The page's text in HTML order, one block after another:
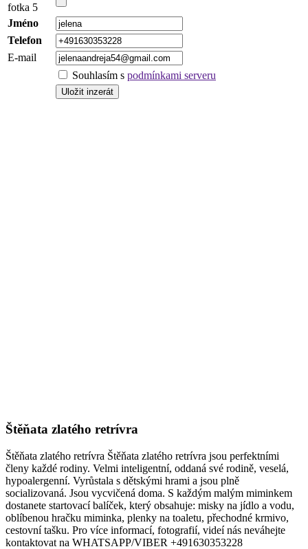
fotka 5
Jméno
Telefon
E-mail
Souhlasím s podmínkami serveru
Štěňata zlatého retrívra
Štěňata zlatého retrívra Štěňata zlatého retrívra jsou perfektními
členy každé rodiny. Velmi inteligentní, oddaná své rodině, veselá,
hypoalergenní. Vyrůstala s dětskými hrami a jsou plně
socializovaná. Jsou vycvičená doma. S každým malým miminkem
dostanete startovací balíček, který obsahuje: misky na jídlo a vodu,
oblíbenou hračku miminka, plenky na toaletu, přechodné krmivo,
cestovní tašku. Pro více informací, fotografií, videí nás neváhejte
kontaktovat na WHATSAPP/VIBER +491630353228